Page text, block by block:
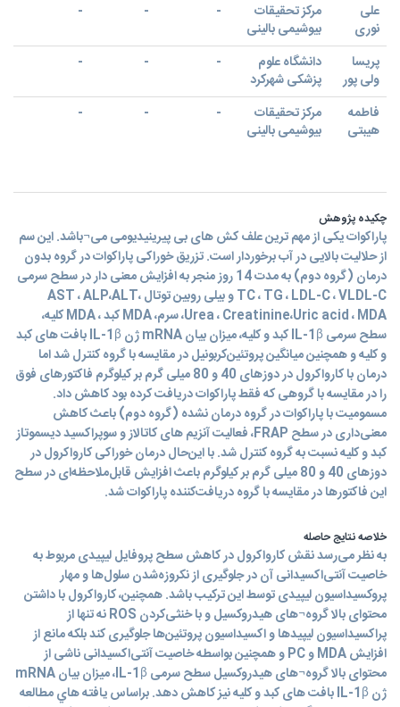
علی
نوری
مرکز تحقیقات
بیوشیمی بالینی
-
-
-
پریسا
ولی پور
دانشگاه علوم
پزشکی شهرکرد
-
-
-
فاطمه
هیبتی
مرکز تحقیقات
بیوشیمی بالینی
-
-
-
چکیده پژوهش
پاراکوات یکی از مهم ترین علف کش های بی پیرینیدیومی می¬باشد. این سم
از حلالیت بالایی در آب برخوردار است. تزریق خوراکی پاراکوات در گروه بدون
درمان (گروه دوم) به مدت 14 روز منجر به افزایش معنی دار در سطح سرمی
TC ، TG ، LDL-C ، VLDL-C و بیلی روبین توتال ،AST ، ALP،ALT
،Urea ، Creatinine،Uric acid ، MDA سرم، MDA کبد ، MDA کلیه،
سطح سرمی IL-1β کبد و کلیه، میزان بیان mRNA ژن IL-1β بافت های کبد
و کلیه و همچنین میانگین پروتئین‌کربونیل در مقایسه با گروه کنترل شد اما
درمان با کارواکرول در دوزهای 40 و 80 میلی گرم بر کیلوگرم فاکتورهای فوق
را در مقایسه با گروهی که فقط پاراکوات دریافت کرده بود کاهش داد.
مسمومیت با پاراکوات در گروه درمان نشده (گروه دوم) باعث کاهش
معنی‌داری در سطح FRAP، فعالیت آنزیم های کاتالاز و سوپراکسید دیسموتاز
کبد و کلیه نسبت به گروه کنترل شد. با این‌حال درمان خوراکی کارواکرول در
دوزهای 40 و 80 میلی گرم بر کیلوگرم باعث افزایش قابل‌ملاحظه‌ای در سطح
این فاکتورها در مقایسه با گروه دریافت‌کننده پاراکوات شد.
خلاصه نتایج حاصله
به نظر می‌رسد نقش کارواکرول در کاهش سطح پروفایل لیپیدی مربوط به
خاصیت آنتی‌اکسیدانی آن در جلوگیری از نکروزه‌شدن سلول‌ها و مهار
پروکسیداسیون لیپیدی توسط این ترکیب باشد. همچنین، کارواکرول با داشتن
محتوای بالا گروه¬های هیدروکسیل و با خنثی‌کردن ROS نه تنها از
پراکسیداسیون لیپیدها و اکسیداسیون پروتئین‌ها جلوگیری کند بلکه مانع از
افزایش MDA و PC و همچنین بواسطه خاصیت آنتی‌اکسیدانی ناشی از
محتوای بالا گروه¬های هیدروکسیل سطح سرمی IL-1β، میزان بیان mRNA
ژن IL-1β بافت های کبد و کلیه نیز کاهش دهد. براساس يافته هاي مطالعه